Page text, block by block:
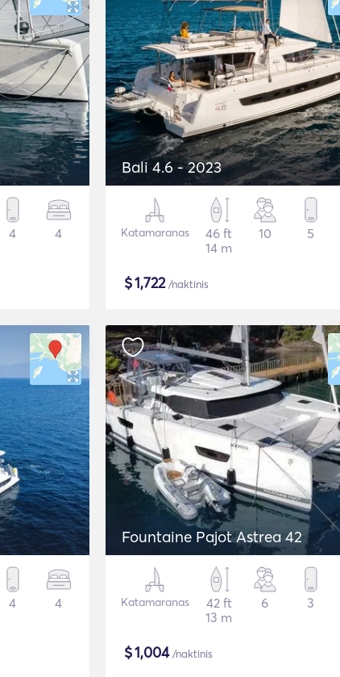
4 4
Bali 4.6 - 2023
Katamaranas
46 ft
14 m
10 5
$1,722/naktinis
4 4
Fountaine Pajot Astrea 42
Katamaranas
42 ft
13 m
6 3
$1,004/naktinis